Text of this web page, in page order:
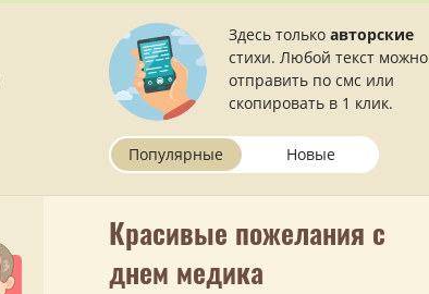
Здесь только авторские
стихи. Любой текст можно
отправить по смс или
скопировать в 1 клик.
Популярные Новые
Красивые пожелания с
днем медика